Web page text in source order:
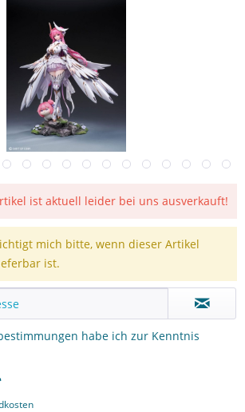
ist aktuell leider bei uns ausverkauft!
mich bitte, wenn dieser Artikel
ist.
habe ich zur Kenntnis